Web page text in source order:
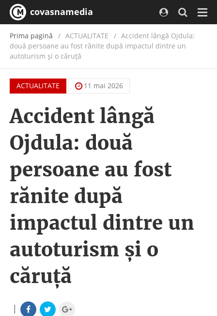
covasnamedia
Prima pagină ACTUALITATE / Accident lângă Ojdula:
două persoane au fost rănite după impactul dintre un
autoturism și o căruță
ACTUALITATE 11 mai 2026
Accident lângă
Ojdula: două
persoane au fost
rănite după
impactul dintre un
autoturism și o
căruță
|